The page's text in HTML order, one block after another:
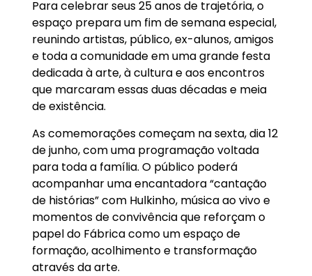
Para celebrar seus 25 anos de trajetória, o
espaço prepara um fim de semana especial,
reunindo artistas, público, ex-alunos, amigos
e toda a comunidade em uma grande festa
dedicada à arte, à cultura e aos encontros
que marcaram essas duas décadas e meia
de existência.
As comemorações começam na sexta, dia 12
de junho, com uma programação voltada
para toda a família. O público poderá
acompanhar uma encantadora “cantação
de histórias” com Hulkinho, música ao vivo e
momentos de convivência que reforçam o
papel do Fábrica como um espaço de
formação, acolhimento e transformação
através da arte.